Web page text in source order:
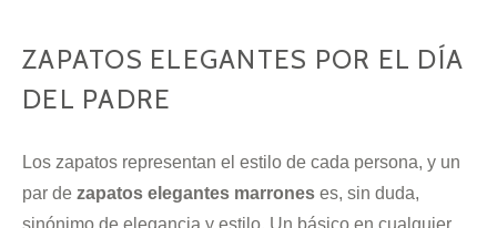
ZAPATOS ELEGANTES POR EL DÍA
DEL PADRE
Los zapatos representan el estilo de cada persona, y un
par de zapatos elegantes marrones es, sin duda,